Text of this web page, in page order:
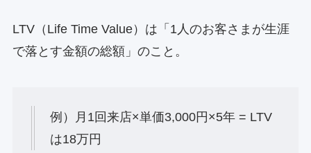
LTV（Life Time Value）は「1人のお客さまが生涯
で落とす金額の総額」のこと。
例）月1回来店×単価3,000円×5年 = LTV
は18万円